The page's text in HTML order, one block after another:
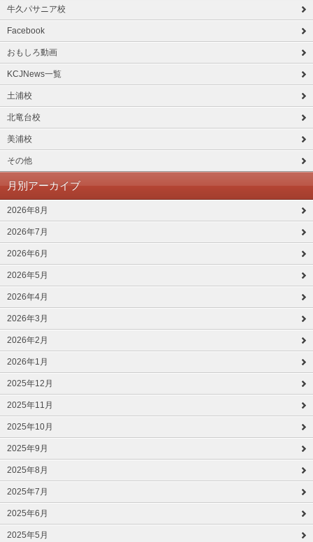
牛久パサニア校
Facebook
おもしろ動画
KCJNews一覧
土浦校
北竜台校
美浦校
その他
月別アーカイブ
2026年8月
2026年7月
2026年6月
2026年5月
2026年4月
2026年3月
2026年2月
2026年1月
2025年12月
2025年11月
2025年10月
2025年9月
2025年8月
2025年7月
2025年6月
2025年5月